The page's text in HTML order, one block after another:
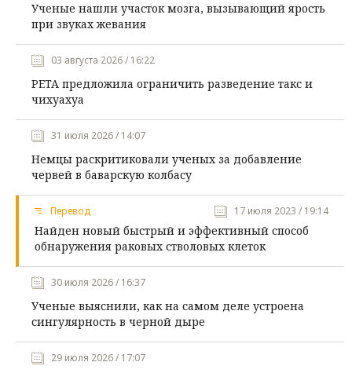
Ученые нашли участок мозга, вызывающий ярость
при звуках жевания
03 августа 2026 / 16:22
PETA предложила ограничить разведение такс и
чихуахуа
31 июля 2026 / 14:07
Немцы раскритиковали ученых за добавление
червей в баварскую колбасу
Перевод 17 июля 2023 / 19:14
Найден новый быстрый и эффективный способ
обнаружения раковых стволовых клеток
30 июля 2026 / 16:37
Ученые выяснили, как на самом деле устроена
сингулярность в черной дыре
29 июля 2026 / 17:07